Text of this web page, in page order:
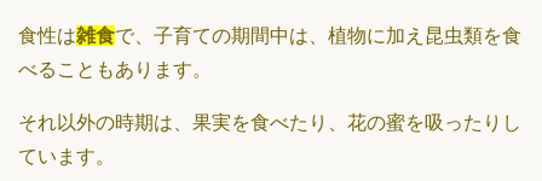
食性は雑食で、子育ての期間中は、植物に加え昆虫類を食
べることもあります。
それ以外の時期は、果実を食べたり、花の蜜を吸ったりし
ています。